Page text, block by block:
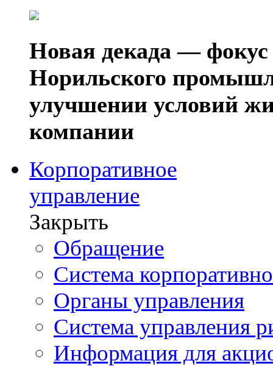
Новая декада — фокус
Норильского
улучшении условий
компании
Корпоративное
управление
Закрыть
Обращение
Система
Органы управления
Система управления
Информация для